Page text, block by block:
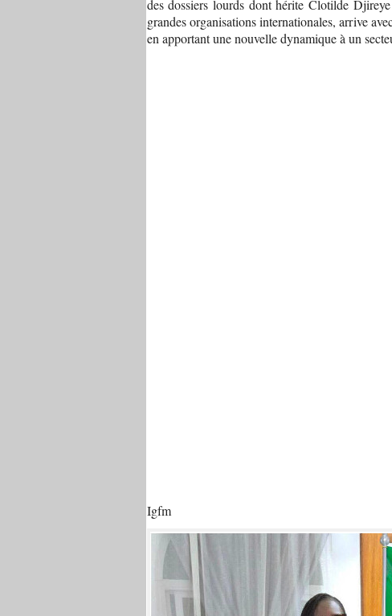
des dossiers lourds dont hérite Clotilde
grandes organisations internationales, arrive
en apportant une nouvelle dynamique à un
Igfm